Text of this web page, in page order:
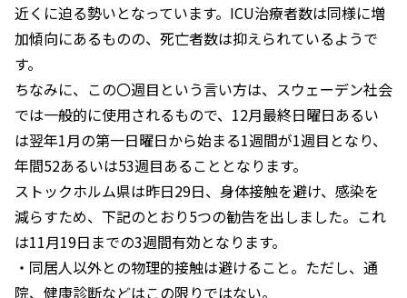
近くに迫る勢いとなっています。ICU治療者数は同様に増
加傾向にあるものの、死亡者数は抑えられているようで
す。
ちなみに、この〇週目という言い方は、スウェーデン社会
では一般的に使用されるもので、12月最終日曜日あるい
は翌年1月の第一日曜日から始まる1週間が1週目となり、
年間52あるいは53週目あることとなります。
ストックホルム県は昨日29日、身体接触を避け、感染を
減らすため、下記のとおり5つの勧告を出しました。これ
は11月19日までの3週間有効となります。
・同居人以外との物理的接触は避けること。ただし、通
院、健康診断などはこの限りではない。